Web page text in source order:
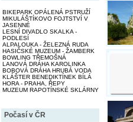
BIKEPARK OPÁLENÁ PSTRUŽÍ
MIKULÁŠTÍKOVO FOJTSTVÍ V
JASENNÉ
LESNÍ DIVADLO SKALKA -
PODLESÍ
ALPALOUKA - ŽELEZNÁ RUDA
HASIČSKÉ MUZEUM - ŽAMBERK
BOWLING TŘEMOŠNÁ
LANOVÁ DRÁHA KAROLINKA
BOBOVÁ DRÁHA HRUBÁ VODA
KLÁŠTER BENEDIKTÍNEK BÍLÁ
HORA - PRAHA, ŘEPY
MUZEUM RAPOTÍNSKÉ SKLÁRNY
Počasí v ČR